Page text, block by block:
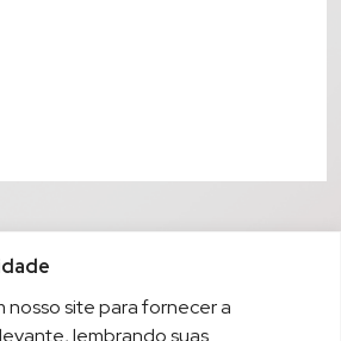
nosso site para fornecer a
lembrando suas